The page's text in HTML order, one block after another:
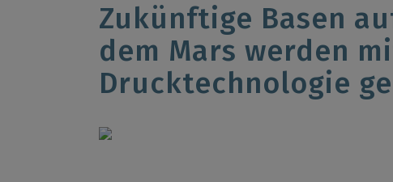
Zukünftige Basen
dem Mars werden
Drucktechnologie